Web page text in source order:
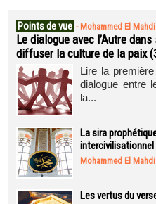
Points de vue - Mohammed El
Le dialogue avec l’Autre
diffuser la culture de la paix
Lire la
dialogue entre
la...
La sira
Mohammed El
Les vertus du